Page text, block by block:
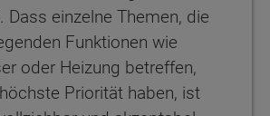
Dass einzelne Themen, die
Funktionen wie
oder Heizung betreffen,
Priorität haben, ist